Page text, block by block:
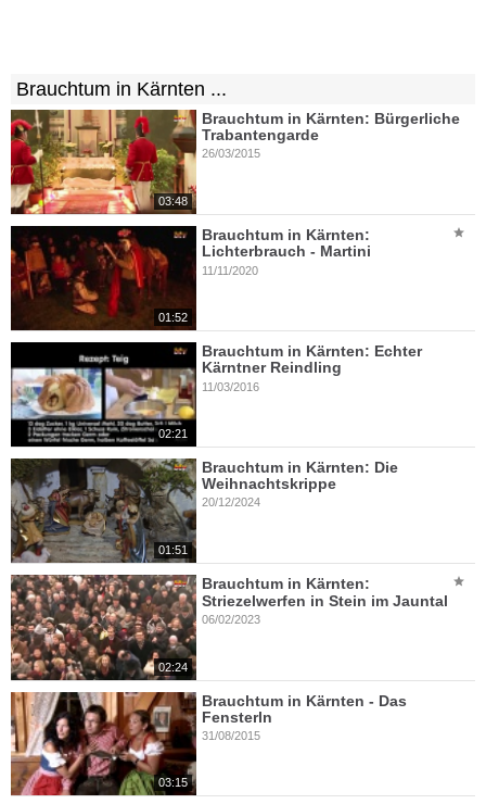
Brauchtum in Kärnten ...
03:48
Brauchtum in Kärnten: Bürgerliche
Trabantengarde
26/03/2015
01:52
Brauchtum in Kärnten:
Lichterbrauch - Martini
11/11/2020
02:21
Brauchtum in Kärnten: Echter
Kärntner Reindling
11/03/2016
01:51
Brauchtum in Kärnten: Die
Weihnachtskrippe
20/12/2024
02:24
Brauchtum in Kärnten:
Striezelwerfen in Stein im Jauntal
06/02/2023
03:15
Brauchtum in Kärnten - Das
Fensterln
31/08/2015